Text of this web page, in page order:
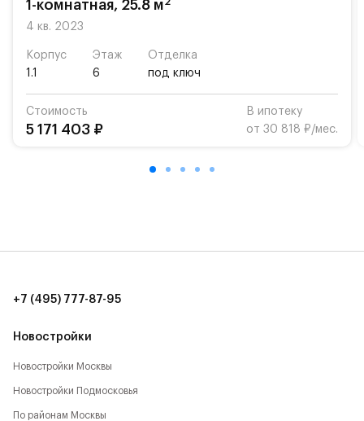
1-комнатная, 25.8 м
4 кв. 2023
Корпус
1.1
Этаж
6
Отделка
под ключ
Стоимость
5 171 403 ₽
В ипотеку
от 30 818 ₽/мес.
Новостройки
Новостройки Москвы
Новостройки Подмосковья
По районам Москвы
+7 (495) 777-87-95